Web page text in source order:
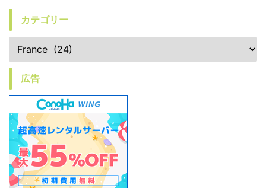
カテゴリー
広告